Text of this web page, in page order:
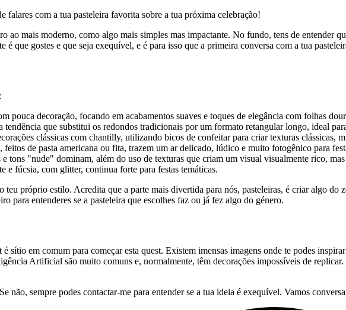
falares com a tua pasteleira favorita sobre a tua próxima celebração!
ao mais moderno, como algo mais simples mas impactante. No fundo, tens de entender
é que gostes e que seja exequível, e é para isso que a primeira conversa com a tua
pouca decoração, focando em acabamentos suaves e toques de elegância com folhas
tendência que substitui os redondos tradicionais por um formato retangular longo, ideal
clássicas com chantilly, utilizando bicos de confeitar para criar texturas clássicas,
feitos de pasta americana ou fita, trazem um ar delicado, lúdico e muito fotogênico para
e tons "nude" dominam, além do uso de texturas que criam um visual visualmente rico,
e fúcsia, com glitter, continua forte para festas temáticas.
próprio estilo. Acredita que a parte mais divertida para nós, pasteleiras, é criar algo do
para entenderes se a pasteleira que escolhes faz ou já fez algo do género.
sítio em comum para começar esta quest. Existem imensas imagens onde te podes
Artificial são muito comuns e, normalmente, têm decorações impossíveis de
não, sempre podes contactar-me para entender se a tua ideia é exequível. Vamos